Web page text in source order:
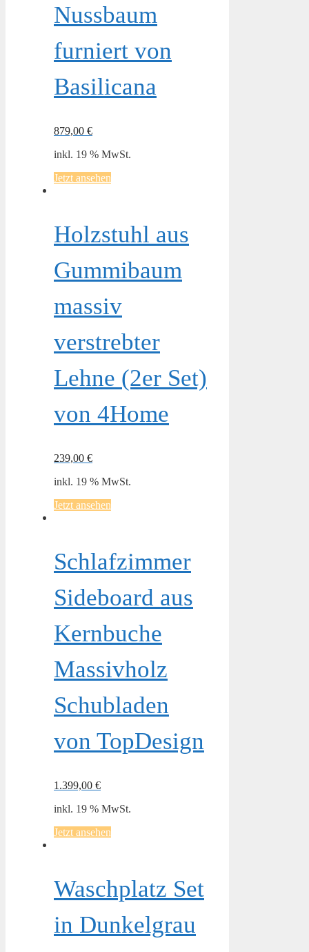
Nussbaum
furniert von
Basilicana
879,00 €
inkl. 19 % MwSt.
Jetzt ansehen
Holzstuhl aus
Gummibaum
massiv
verstrebter
Lehne (2er Set)
von 4Home
239,00 €
inkl. 19 % MwSt.
Jetzt ansehen
Schlafzimmer
Sideboard aus
Kernbuche
Massivholz
Schubladen
von TopDesign
1.399,00 €
inkl. 19 % MwSt.
Jetzt ansehen
Waschplatz Set
in Dunkelgrau